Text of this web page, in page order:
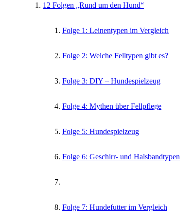
12 Folgen „Rund um den Hund“
Folge 1: Leinentypen im Vergleich
Folge 2: Welche Felltypen gibt es?
Folge 3: DIY – Hundespielzeug
Folge 4: Mythen über Fellpflege
Folge 5: Hundespielzeug
Folge 6: Geschirr- und Halsbandtypen
Folge 7: Hundefutter im Vergleich